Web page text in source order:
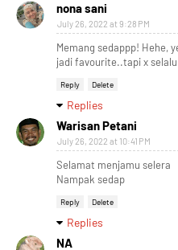
nona sani
July 26, 2022 at 9:28 PM
Memang sedappp! Hehe,
jadi favourite..tapi x
Reply Delete
Replies
Warisan Petani
July 26, 2022 at 10:41 PM
Selamat menjamu selera
Nampak sedap
Reply Delete
Replies
NA